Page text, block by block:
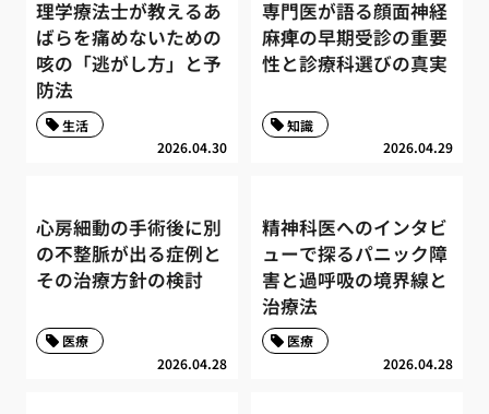
理学療法士が教えるあ
ばらを痛めないための
咳の「逃がし方」と予
防法
2026.04.30
生活
専門医が語る顔面神経
麻痺の早期受診の重要
性と診療科選びの真実
2026.04.29
知識
心房細動の手術後に別
の不整脈が出る症例と
その治療方針の検討
2026.04.28
医療
精神科医へのインタビ
ューで探るパニック障
害と過呼吸の境界線と
治療法
2026.04.28
医療